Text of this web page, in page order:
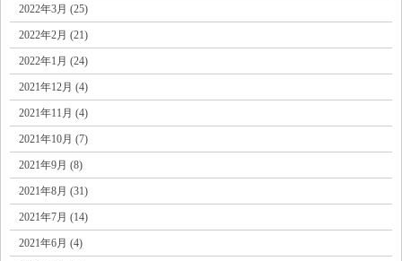
2022年3月 (25)
2022年2月 (21)
2022年1月 (24)
2021年12月 (4)
2021年11月 (4)
2021年10月 (7)
2021年9月 (8)
2021年8月 (31)
2021年7月 (14)
2021年6月 (4)